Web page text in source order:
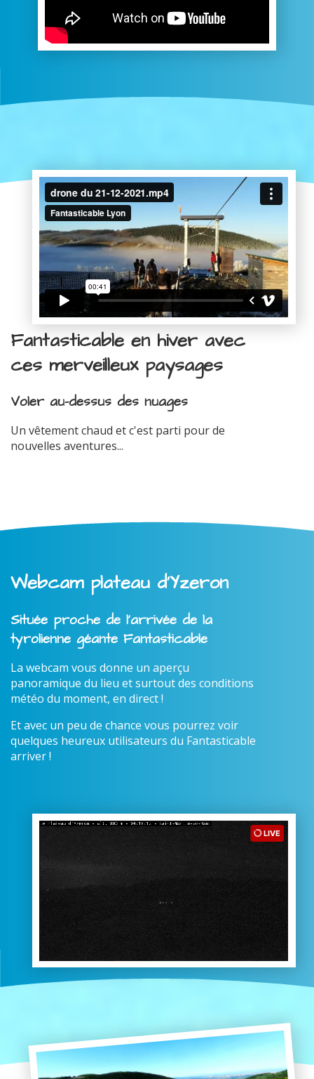
Fantasticable en hiver avec
ces merveilleux paysages
Voler au-dessus des nuages
Un vêtement chaud et c'est parti pour de
nouvelles aventures...
Webcam plateau d'Yzeron
Située proche de l'arrivée de la
tyrolienne géante Fantasticable
La webcam vous donne un aperçu
panoramique du lieu et surtout des conditions
météo du moment, en direct !
Et avec un peu de chance vous pourrez voir
quelques heureux utilisateurs du Fantasticable
arriver !